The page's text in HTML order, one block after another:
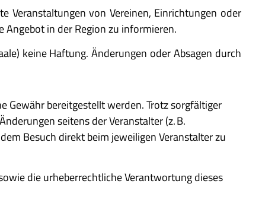
Veranstaltungen von Vereinen, Einrichtungen oder
in der Region zu informieren.
keine Haftung. Änderungen oder Absagen durch
Gewähr bereitgestellt werden. Trotz sorgfältiger
seitens der Veranstalter (z. B.
Besuch direkt beim jeweiligen Veranstalter zu
die urheberrechtliche Verantwortung dieses